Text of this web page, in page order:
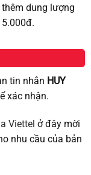
dung lượng
tin nhắn HUY
xác nhận.
Viettel ở đây mời
nhu cầu của bản